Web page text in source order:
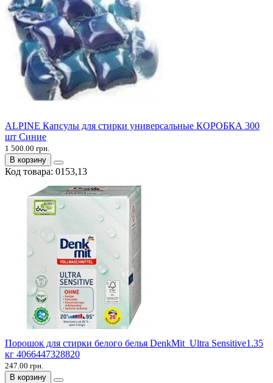
ALPINE Капсулы для стирки универсальные КОРОБКА 300
шт Синие
1 500.00 грн.
В корзину
Код товара: 0153,13
Порошок для стирки белого белья DenkMit Ultra Sensitive1.35
кг 4066447328820
247.00 грн.
В корзину